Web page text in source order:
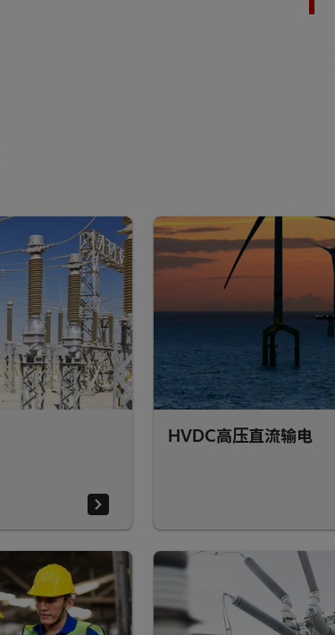
HVDC高压直流输电